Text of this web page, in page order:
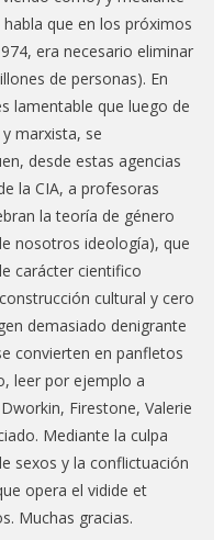
que en los próximos
era necesario eliminar
de personas). En
lamentable que luego de
marxista, se
desde estas agencias
la CIA, a profesoras
la teoría de género
nosotros ideología), que
carácter cientifico
cultural y cero
demasiado denigrante
convierten en panfletos
leer por ejemplo a
Firestone, Valerie
Mediante la culpa
sexos y la conflictuación
opera el vidide et
Muchas gracias.